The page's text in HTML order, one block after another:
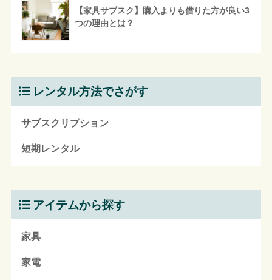
【家具サブスク】購入よりも借りた方が良い3
つの理由とは？
レンタル方法でさがす
サブスクリプション
短期レンタル
アイテムから探す
家具
家電